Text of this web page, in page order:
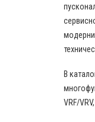
В
VRF/